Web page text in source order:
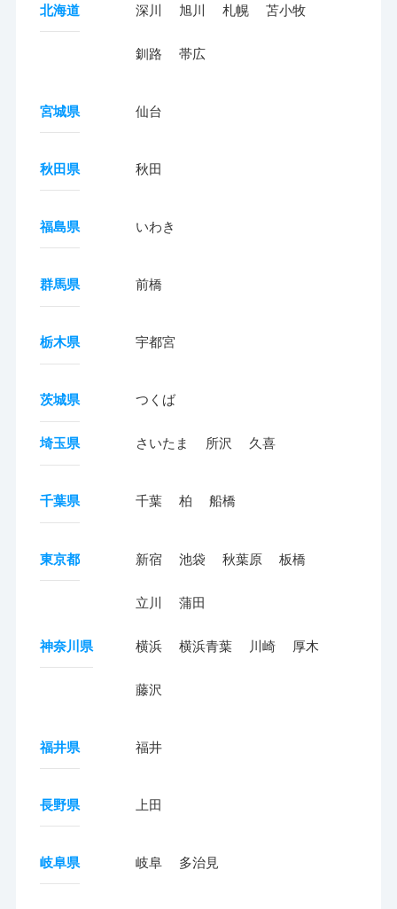
北海道 深川 旭川 札幌 苫小牧
釧路 帯広
宮城県 仙台
秋田県 秋田
福島県 いわき
群馬県 前橋
栃木県 宇都宮
茨城県 つくば
埼玉県 さいたま 所沢 久喜
千葉県 千葉 柏 船橋
東京都 新宿 池袋 秋葉原 板橋
立川 蒲田
神奈川県 横浜 横浜青葉 川崎 厚木
藤沢
福井県 福井
長野県 上田
岐阜県 岐阜 多治見